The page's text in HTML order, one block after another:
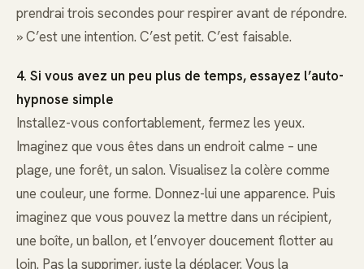
prendrai trois secondes pour respirer avant de répondre.
» C’est une intention. C’est petit. C’est faisable.
4. Si vous avez un peu plus de temps, essayez l’auto-
hypnose simple
Installez-vous confortablement, fermez les yeux.
Imaginez que vous êtes dans un endroit calme – une
plage, une forêt, un salon. Visualisez la colère comme
une couleur, une forme. Donnez-lui une apparence. Puis
imaginez que vous pouvez la mettre dans un récipient,
une boîte, un ballon, et l’envoyer doucement flotter au
loin. Pas la supprimer, juste la déplacer. Vous la